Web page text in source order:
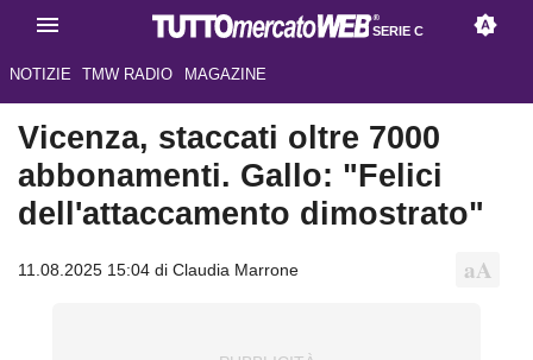
SERIE C
NOTIZIE TMW RADIO MAGAZINE
Vicenza, staccati oltre 7000
abbonamenti. Gallo: "Felici
dell'attaccamento dimostrato"
11.08.2025 15:04 di Claudia Marrone